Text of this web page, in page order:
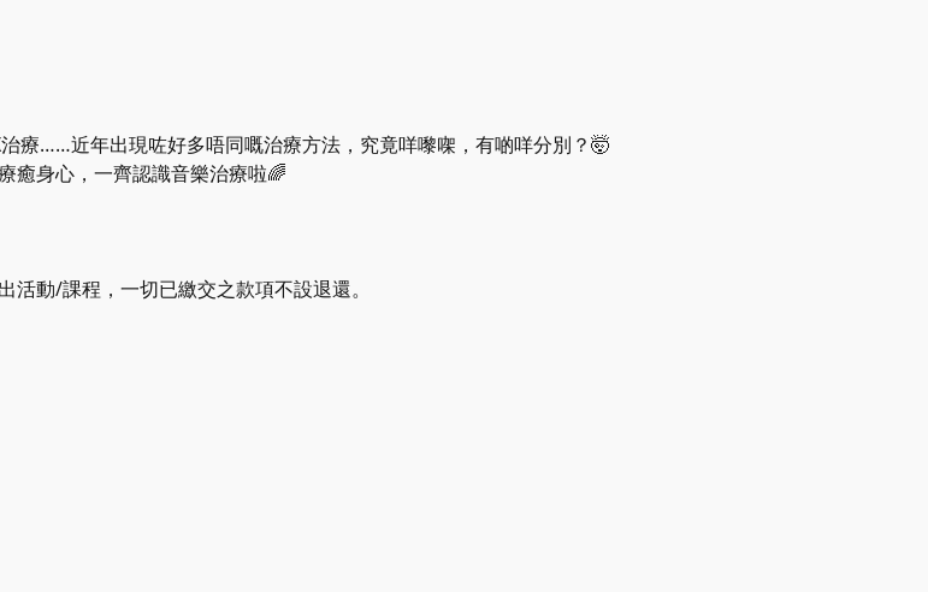
療……近年出現咗好多唔同嘅治療方法，究竟咩嚟㗎，有啲咩分別？🤯
癒身心，一齊認識音樂治療啦🌈
動/課程，一切已繳交之款項不設退還。